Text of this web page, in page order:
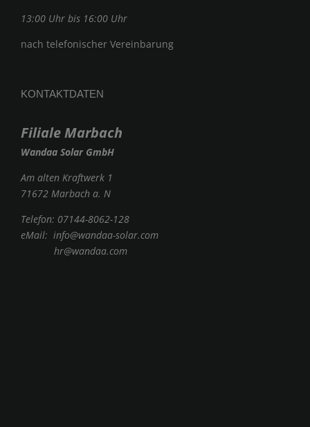
13:00 Uhr bis 16:00 Uhr
nach telefonischer Vereinbarung
KONTAKTDATEN
Filiale Marbach
Wandaa Solar GmbH
Am alten Kraftwerk 1
71672 Marbach a. N
Telefon: 07144-8062-128
eMail: info@wandaa-solar.com
hr@wandaa.com